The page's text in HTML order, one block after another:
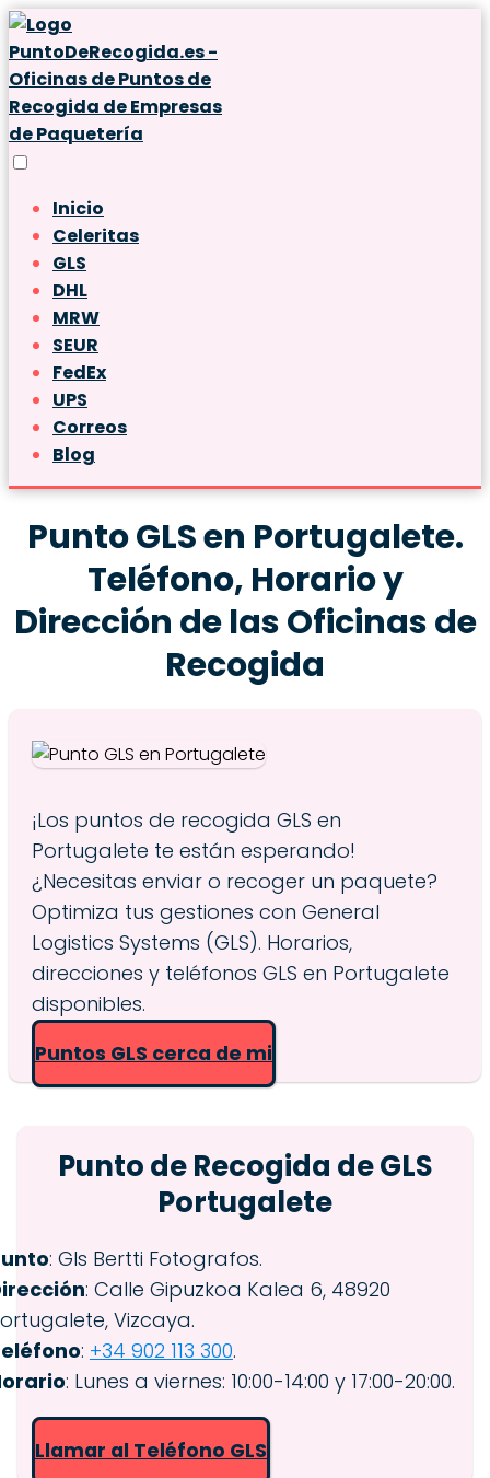
Inicio
Celeritas
GLS
DHL
MRW
SEUR
FedEx
UPS
Correos
Blog
Punto GLS en Portugalete.
Teléfono, Horario y
Dirección de las Oficinas de
Recogida
¡Los puntos de recogida GLS en
Portugalete te están esperando!
¿Necesitas enviar o recoger un paquete?
Optimiza tus gestiones con General
Logistics Systems (GLS). Horarios,
direcciones y teléfonos GLS en Portugalete
disponibles.
Puntos GLS cerca de mi
Punto de Recogida de GLS
Portugalete
: Gls Bertti Fotografos.
: Calle Gipuzkoa Kalea 6, 48920
Vizcaya.
: +34 902 113 300.
: Lunes a viernes: 10:00-14:00 y 17:00-20:00.
Llamar al Teléfono GLS